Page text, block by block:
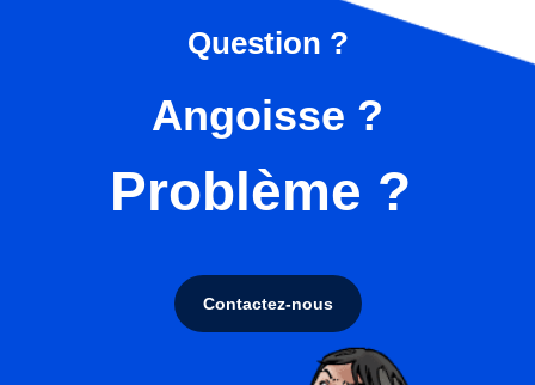
Question ?
Angoisse ?
Problème ?
Contactez-nous